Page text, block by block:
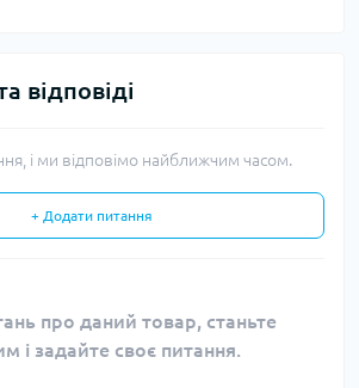
відповіді
і ми відповімо найближчим часом.
+ Додати питання
про даний товар, станьте
і задайте своє питання.